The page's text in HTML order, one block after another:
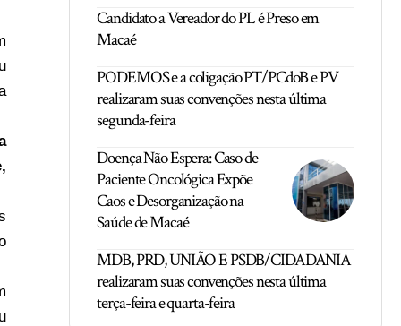
Candidato a Vereador do PL é Preso em
Macaé
PODEMOS e a coligação PT/PCdoB e PV
realizaram suas convenções nesta última
segunda-feira
Doença Não Espera: Caso de
Paciente Oncológica Expõe
Caos e Desorganização na
Saúde de Macaé
MDB, PRD, UNIÃO E PSDB/CIDADANIA
realizaram suas convenções nesta última
terça-feira e quarta-feira